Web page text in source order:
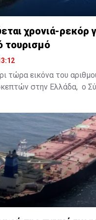
χρονιά-ρεκόρ
τουρισμό
τώρα εικόνα του
στην Ελλάδα, ο
χρονιά μπορεί να
18,5 εκατομμύρια
από αυτούς, έσοδα
σε αυτά οι αφίξεις
στοιχεία που ανακοίνωσε
αεροπορικών αφίξεων
το πρώτο 4μηνο του 2014
σχέση με εκείνα της